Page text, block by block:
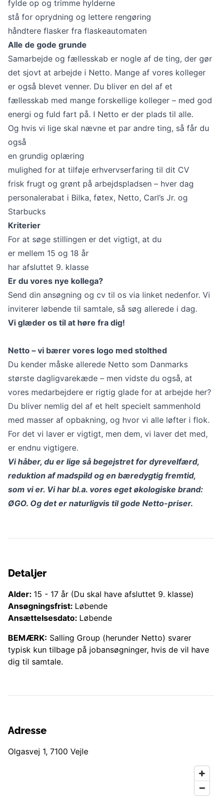
fylde op og trimme hylderne
stå for oprydning og lettere rengøring
håndtere flasker fra flaskeautomaten
Alle de gode grunde
Samarbejde og fællesskab er nogle af de ting, der gør
det sjovt at arbejde i Netto. Mange af vores kolleger
er også blevet venner. Du bliver en del af et
fællesskab med mange forskellige kolleger – med god
energi og fuld fart på. I Netto er der plads til alle.
Og hvis vi lige skal nævne et par andre ting, så får du
også
en grundig oplæring
mulighed for at tilføje erhvervserfaring til dit CV
frisk frugt og grønt på arbejdspladsen – hver dag
personalerabat i Bilka, føtex, Netto, Carl’s Jr. og
Starbucks
Kriterier
For at søge stillingen er det vigtigt, at du
er mellem 15 og 18 år
har afsluttet 9. klasse
Er du vores nye kollega?
Send din ansøgning og cv til os via linket nedenfor. Vi
inviterer løbende til samtale, så søg allerede i dag.
Vi glæder os til at høre fra dig!
Netto – vi bærer vores logo med stolthed
Du kender måske allerede Netto som Danmarks
største dagligvarekæde – men vidste du også, at
vores medarbejdere er rigtig glade for at arbejde her?
Du bliver nemlig del af et helt specielt sammenhold
med masser af opbakning, og hvor vi alle løfter i flok.
For det vi laver er vigtigt, men dem, vi laver det med,
er endnu vigtigere.
Vi håber, du er lige så begejstret for dyrevelfærd,
reduktion af madspild og en bæredygtig fremtid,
som vi er. Vi har bl.a. vores eget økologiske brand:
ØGO. Og det er naturligvis til gode Netto-priser.
Detaljer
Alder: 15 - 17 år (Du skal have afsluttet 9. klasse)
Ansøgningsfrist: Løbende
Ansættelsesdato: Løbende
BEMÆRK: Salling Group (herunder Netto) svarer
typisk kun tilbage på jobansøgninger, hvis de vil have
dig til samtale.
Adresse
Olgasvej 1, 7100 Vejle